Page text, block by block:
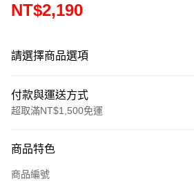
NT$2,190
請選擇商品選項
付款與運送方式
超取滿NT$1,500免運
信用卡一次付款
商品特色
商品編號